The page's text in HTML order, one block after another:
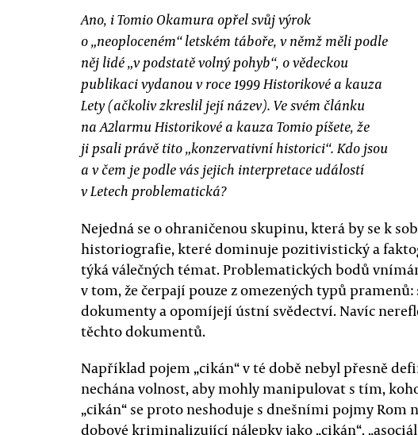
Ano, i Tomio Okamura opřel svůj výrok
o „neoploceném“ letském táboře, v němž měli podle
něj lidé „v podstatě volný pohyb“, o vědeckou
publikaci vydanou v roce 1999 Historikové a kauza
Lety (ačkoliv zkreslil její název). Ve svém článku
na A2larmu Historikové a kauza Tomio píšete, že
ji psali právě tito „konzervativní historici“. Kdo jsou
a v čem je podle vás jejich interpretace událostí
v Letech problematická?
Nejedná se o ohraničenou skupinu, která by se k
historiografie, které dominuje pozitivistický a
týká válečných témat. Problematických bodů
v tom, že čerpají pouze z omezených typů
dokumenty a opomíjejí ústní svědectví. Navíc
těchto dokumentů.
Například pojem „cikán“ v té době nebyl přesně
nechána volnost, aby mohly manipulovat s tím,
„cikán“ se proto neshoduje s dnešními pojmy Rom
dobové kriminalizující nálepky jako „cikán“,